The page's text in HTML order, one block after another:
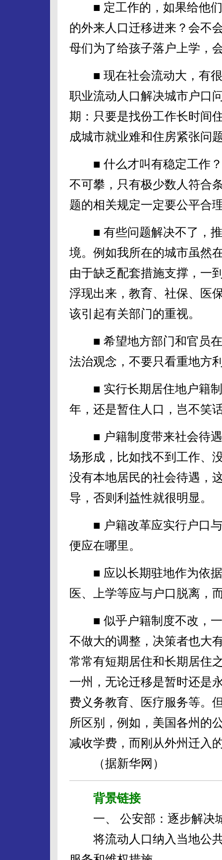
■ 定工作的，如果给他们
的外来人口迁移进来？会不
母们为了给孩子落户上学，
■ 现在社会流动大，有很
职业流动人口解决城市户口
期：只要是找份工作长时间
成城市就业难和住房紧张问
■ 什么才叫有稳定工作？
不可攀，只有极少数人符合
题的相关规定一定要公平合
■ 有些问题解决不了，推
境。例如我所在的城市虽然
由于缺乏配套措施支撑，一
浮现出来，教育、社保、医
该引起有关部门的重视。
■ 希望地方部门和官员在
法治观念，不要只看重地方
■ 实行长期居住地户籍制
年，还是暂住人口，岂不笑
■ 户籍制度带来社会待遇
场形成，比如找不到工作、
没有本地居民的社会待遇，
导，否则利益性就很明显。
■ 户籍改革应实行户口与
便应在哪里。
■ 应以长期驻地作为依据
医、上学等应与户口脱离，
■ 似乎户籍制度不改，一
不做大的调整，决策者也大
常常有短期居住和长期居住
一州，无论迁移是暂时还是
费义务教育、医疗服务等。
所区别，例如，美国各州的
减收学费，而刚从外州迁入
（据新华网）
背景链接
一、 公安部：逐步解决
将流动人口纳入当地公共